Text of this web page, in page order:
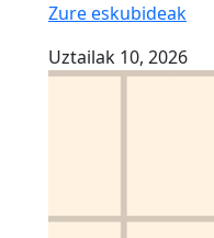
Zure eskubideak
Uztailak 10, 2026